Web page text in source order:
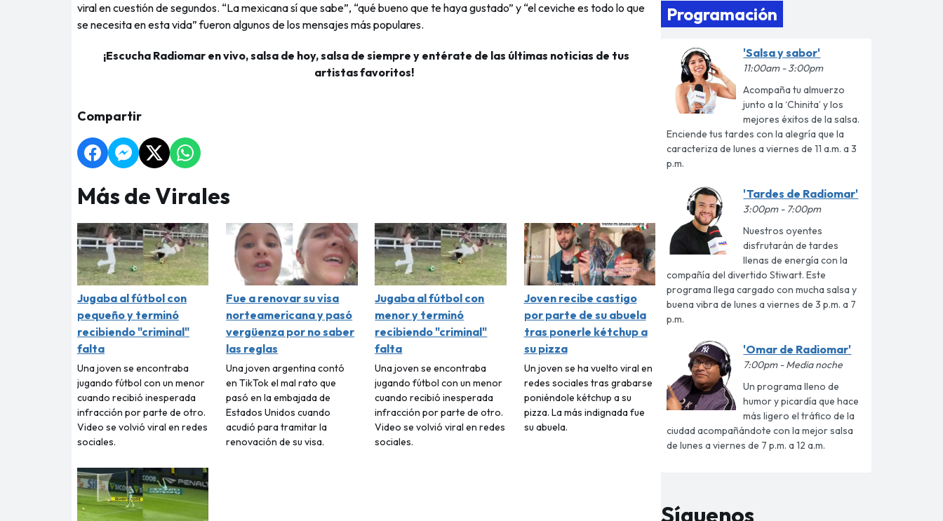
viral en cuestión de segundos. “La mexicana sí que sabe”, “qué bueno que te haya gustado” y “el ceviche es todo lo que
se necesita en esta vida” fueron algunos de los mensajes más populares.
¡Escucha Radiomar en vivo, salsa de hoy, salsa de siempre y entérate de las últimas noticias de tus
artistas favoritos!
Compartir
Más de Virales
Jugaba al fútbol con
pequeño y terminó
recibiendo "criminal"
falta
Una joven se encontraba
jugando fútbol con un menor
cuando recibió inesperada
infracción por parte de otro.
Video se volvió viral en redes
sociales.
Fue a renovar su visa
norteamericana y pasó
vergüenza por no saber
las reglas
Una joven argentina contó
en TikTok el mal rato que
pasó en la embajada de
Estados Unidos cuando
acudió para tramitar la
renovación de su visa.
Jugaba al fútbol con
menor y terminó
recibiendo "criminal"
falta
Una joven se encontraba
jugando fútbol con un menor
cuando recibió inesperada
infracción por parte de otro.
Video se volvió viral en redes
sociales.
Joven recibe castigo
por parte de su abuela
tras ponerle kétchup a
su pizza
Un joven se ha vuelto viral en
redes sociales tras grabarse
poniéndole kétchup a su
pizza. La más indignada fue
su abuela.
Programación
'Salsa y sabor'
11:00am - 3:00pm
Acompaña tu almuerzo
junto a la ‘Chinita’ y los
mejores éxitos de la salsa.
Enciende tus tardes con la alegría que la
caracteriza de lunes a viernes de 11 a.m. a 3
p.m.
'Tardes de Radiomar'
3:00pm - 7:00pm
Nuestros oyentes
disfrutarán de tardes
llenas de energía con la
compañía del divertido Stiwart. Este
programa llega cargado con mucha salsa y
buena vibra de lunes a viernes de 3 p.m. a 7
p.m.
'Omar de Radiomar'
7:00pm - Media noche
Un programa lleno de
humor y picardía que hace
más ligero el tráfico de la
ciudad acompañándote con la mejor salsa
de lunes a viernes de 7 p.m. a 12 a.m.
Síguenos